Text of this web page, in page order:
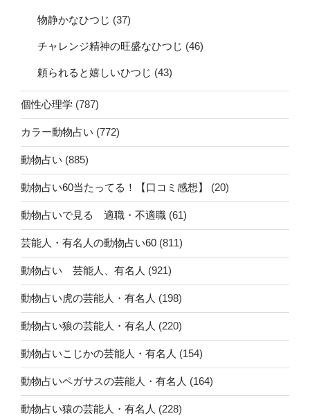
物静かなひつじ (37)
チャレンジ精神の旺盛なひつじ (46)
頼られると嬉しいひつじ (43)
個性心理学 (787)
カラー動物占い (772)
動物占い (885)
動物占い60当たってる！【口コミ感想】 (20)
動物占いで見る 適職・不適職 (61)
芸能人・有名人の動物占い60 (811)
動物占い 芸能人、有名人 (921)
動物占い虎の芸能人・有名人 (198)
動物占い狼の芸能人・有名人 (220)
動物占いこじかの芸能人・有名人 (154)
動物占いペガサスの芸能人・有名人 (164)
動物占い猿の芸能人・有名人 (228)